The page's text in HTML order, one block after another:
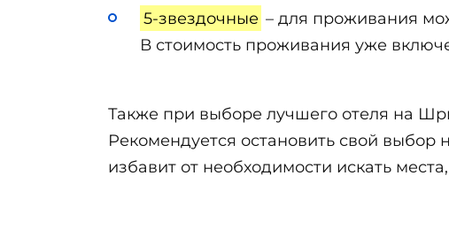
5-звездочные – для проживания
В стоимость проживания уже
Также при выборе лучшего отеля на
Рекомендуется остановить свой
избавит от необходимости искать